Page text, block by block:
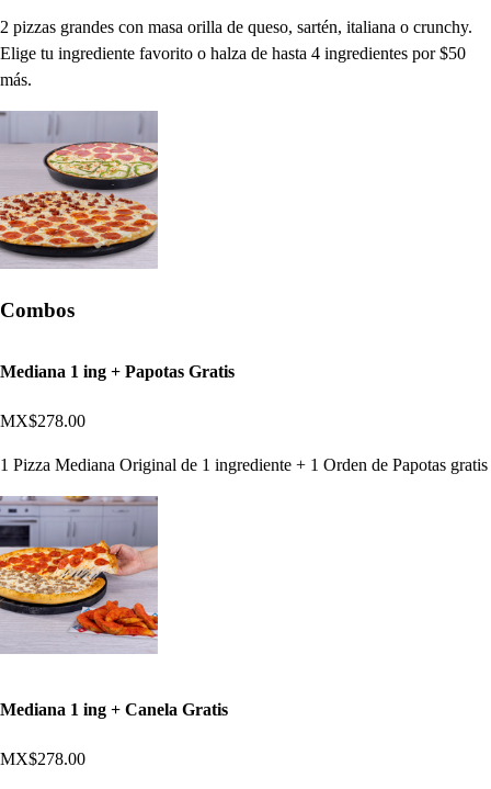
2 pizzas grandes con masa orilla de queso, sartén, italiana o crunchy.
Elige tu ingrediente favorito o halza de hasta 4 ingredientes por $50
más.
Combos
Mediana 1 ing + Papotas Gratis
MX$278.00
1 Pizza Mediana Original de 1 ingrediente + 1 Orden de Papotas gratis
Mediana 1 ing + Canela Gratis
MX$278.00